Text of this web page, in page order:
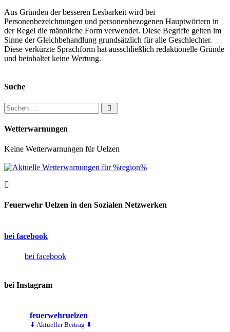
Aus Gründen der besseren Lesbarkeit wird bei
Personenbezeichnungen und personenbezogenen Hauptwörtern in
der Regel die männliche Form verwendet. Diese Begriffe gelten im
Sinne der Gleichbehandlung grundsätzlich für alle Geschlechter.
Diese verkürzte Sprachform hat ausschließlich redaktionelle Gründe
und beinhaltet keine Wertung.
Suche
Suchen nach:
Wetterwarnungen
Keine Wetterwarnungen für Uelzen
Feuerwehr Uelzen in den Sozialen Netzwerken
bei facebook
bei facebook
bei Instagram
feuerwehruelzen
⬇ Aktueller Beitrag ⬇